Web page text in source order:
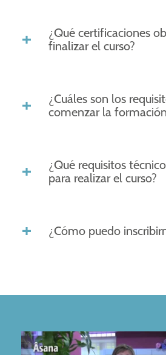
¿Qué certificaciones
finalizar el curso?
¿Cuáles son los
comenzar la
¿Qué requisitos
para realizar el curso?
¿Cómo puedo